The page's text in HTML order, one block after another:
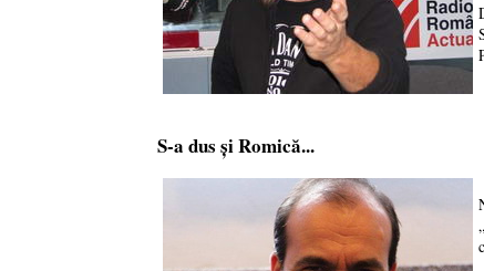
S-a dus și Romică...